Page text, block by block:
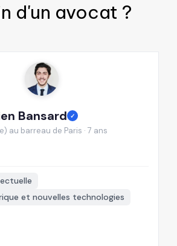
d'un avocat ?
Bansard ✓
au barreau de Paris · 7 ans
et nouvelles technologies